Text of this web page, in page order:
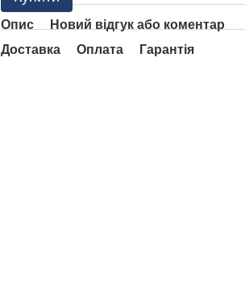
Опис
Новий відгук або коментар
Доставка
Оплата Гарантія